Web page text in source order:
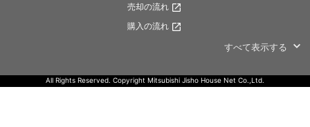
売却の流れ
購入の流れ
すべて表示する
All Rights Reserved. Copyright Mitsubishi Jisho House Net Co.,Ltd.